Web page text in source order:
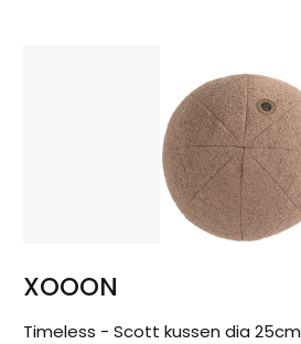
XOOON
Timeless - Scott kussen dia 25cm